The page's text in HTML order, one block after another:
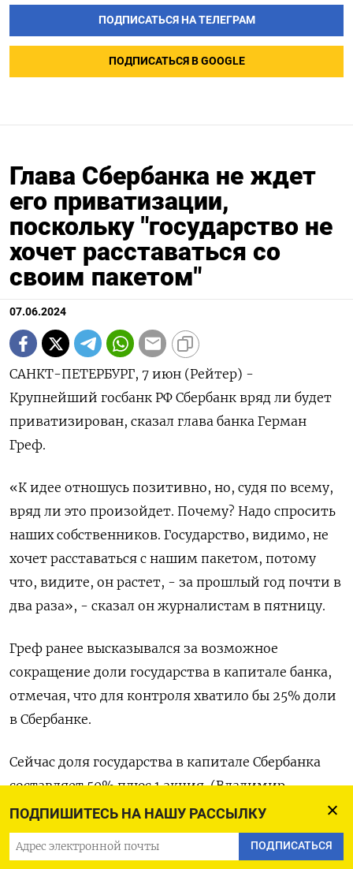
ПОДПИШИТЕСЬ НА НАШУ РАССЫЛКУ
ПОДПИСАТЬСЯ
ПОДПИСАТЬСЯ НА ТЕЛЕГРАМ
ПОДПИСАТЬСЯ В GOOGLE
Глава Сбербанка не ждет
его приватизации,
поскольку "государство не
хочет расставаться со
своим пакетом"
07.06.2024
САНКТ-ПЕТЕРБУРГ, 7 июн (Рейтер) -
Крупнейший госбанк РФ Сбербанк вряд ли будет
приватизирован, сказал глава банка Герман
Греф.
«К идее отношусь позитивно, но, судя по всему,
вряд ли это произойдет. Почему? Надо спросить
наших собственников. Государство, видимо, не
хочет расставаться с нашим пакетом, потому
что, видите, он растет, - за прошлый год почти в
два раза», - сказал он журналистам в пятницу.
Греф ранее высказывался за возможное
сокращение доли государства в капитале банка,
отмечая, что для контроля хватило бы 25% доли
в Сбербанке.
Сейчас доля государства в капитале Сбербанка
составляет 50% плюс 1 акция. (Владимир
Солдаткин, текст Елены Фабричной)